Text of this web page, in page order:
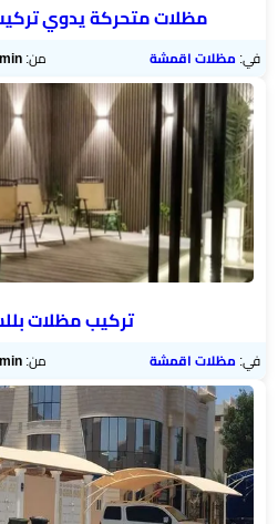
مظلات متحركة يدوي
في:مظلات اقمشة من:
تركيب مظلات
في:مظلات اقمشة من: